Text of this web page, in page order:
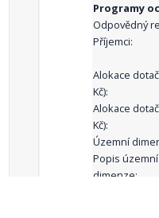
Programy
Odpovědný
Příjemci:
Alokace
Kč):
Alokace
Kč):
Územní
Popis územní
dimenze: